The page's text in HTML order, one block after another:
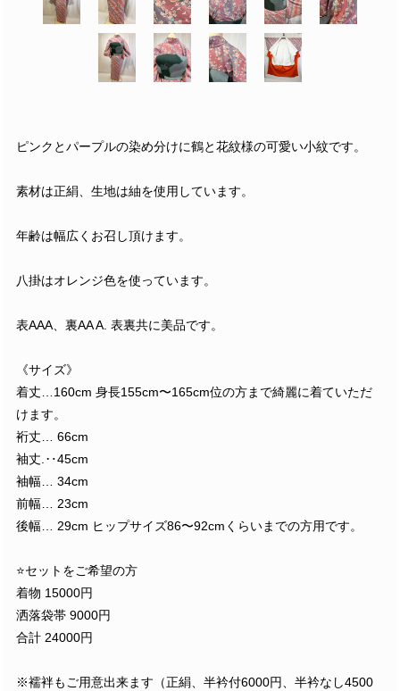
ピンクとパープルの染め分けに鶴と花紋様の可愛い小紋です。
素材は正絹、生地は紬を使用しています。
年齢は幅広くお召し頂けます。
八掛はオレンジ色を使っています。
表AAA、裏AA A. 表裏共に美品です。
《サイズ》
着丈…160cm 身長155cm〜165cm位の方まで綺麗に着ていただ
けます。
裄丈… 66cm
袖丈.‥45cm
袖幅… 34cm
前幅… 23cm
後幅… 29cm ヒップサイズ86〜92cmくらいまでの方用です。
⭐️セットをご希望の方
着物 15000円
洒落袋帯 9000円
合計 24000円
※襦袢もご用意出来ます（正絹、半衿付6000円、半衿なし4500